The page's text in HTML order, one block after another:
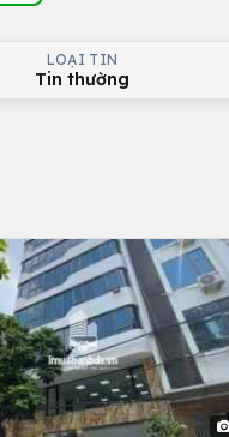
LOẠI TIN
Tin thường